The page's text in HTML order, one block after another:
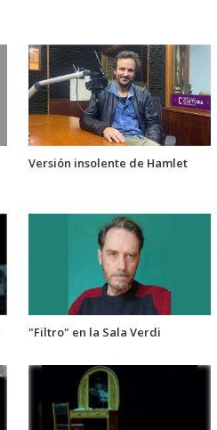
Versión insolente de Hamlet
"Filtro" en la Sala Verdi